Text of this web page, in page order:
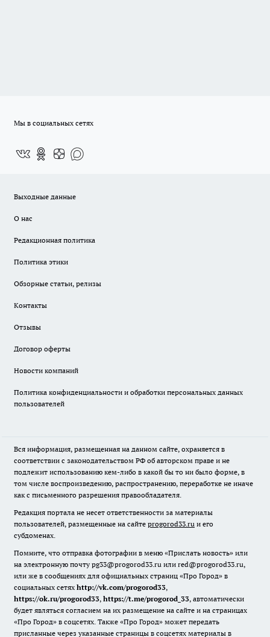
Мы в социальных сетях
Выходные данные
О нас
Редакционная политика
Политика этики
Обзорные статьи, релизы
Контакты
Отзывы
Договор оферты
Новости компаний
Политика конфиденциальности и обработки персональных данных
пользователей
Вся информация, размещенная на данном сайте, охраняется в
соответствии с законодательством РФ об авторском праве и не
подлежит использованию кем-либо в какой бы то ни было форме, в
том числе воспроизведению, распространению, переработке не иначе
как с письменного разрешения правообладателя.
Редакция портала не несет ответственности за материалы
пользователей, размещенные на сайте progorod33.ru и его
субдоменах.
Помните, что отправка фотографии в меню «Прислать новость» или
на электронную почту pg33@progorod33.ru или red@progorod33.ru,
или же в сообщениях для официальных страниц «Про Город» в
социальных сетях http://vk.com/progorod33,
https://ok.ru/progorod33, https://t.me/progorod_33, автоматически
будет являться согласием на их размещение на сайте и на страницах
«Про Город» в соцсетях. Также «Про Город» может передать
присланные через указанные страницы в соцсетях материалы в